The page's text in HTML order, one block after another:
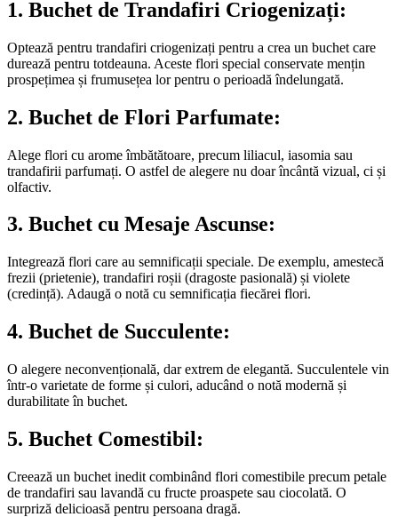
1. Buchet de Trandafiri Criogenizați:
Optează pentru trandafiri criogenizați pentru a crea un buchet care
durează pentru totdeauna. Aceste flori special conservate mențin
prospețimea și frumusețea lor pentru o perioadă îndelungată.
2. Buchet de Flori Parfumate:
Alege flori cu arome îmbătătoare, precum liliacul, iasomia sau
trandafirii parfumați. O astfel de alegere nu doar încântă vizual, ci și
olfactiv.
3. Buchet cu Mesaje Ascunse:
Integrează flori care au semnificații speciale. De exemplu, amestecă
frezii (prietenie), trandafiri roșii (dragoste pasională) și violete
(credință). Adaugă o notă cu semnificația fiecărei flori.
4. Buchet de Succulente:
O alegere neconvențională, dar extrem de elegantă. Succulentele vin
într-o varietate de forme și culori, aducând o notă modernă și
durabilitate în buchet.
5. Buchet Comestibil:
Creează un buchet inedit combinând flori comestibile precum petale
de trandafiri sau lavandă cu fructe proaspete sau ciocolată. O
surpriză delicioasă pentru persoana dragă.